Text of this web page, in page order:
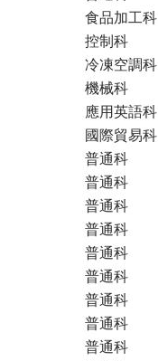
食品加工科
控制科
冷凍空調科
機械科
應用英語科
國際貿易科
普通科
普通科
普通科
普通科
普通科
普通科
普通科
普通科
普通科